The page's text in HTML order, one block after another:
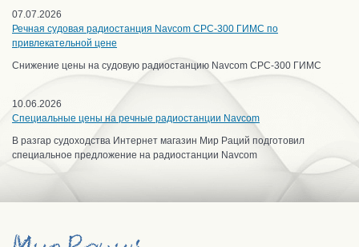
07.07.2026
Речная судовая радиостанция Navcom CPC-300 ГИМС по
привлекательной цене
Снижение цены на судовую радиостанцию Navcom CPC-300 ГИМС
10.06.2026
Специальные цены на речные радиостанции Navcom
В разгар судоходства Интернет магазин Мир Раций подготовил
специальное предложение на радиостанции Navcom